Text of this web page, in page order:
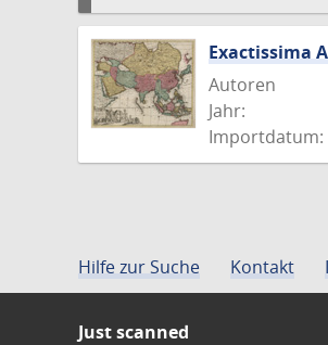
Exactissima
Autoren
Jahr:
Importdatum:
Hilfe zur Suche Kontakt
Just scanned